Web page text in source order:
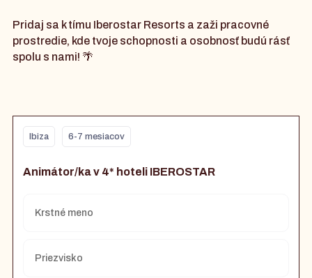
Ibiza 6-7 mesiacov
Animátor/ka v 4* hoteli IBEROSTAR
Pridaj sa k tímu Iberostar Resorts a zaži pracovné
prostredie, kde tvoje schopnosti a osobnosť budú rásť
spolu s nami! 🌴